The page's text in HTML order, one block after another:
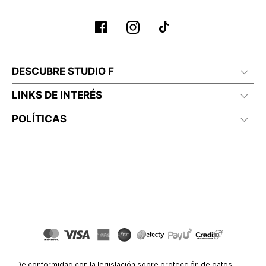
DESCUBRE STUDIO F
LINKS DE INTERÉS
POLÍTICAS